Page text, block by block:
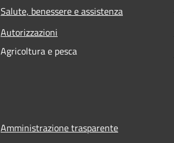
Salute, benessere e assistenza
Autorizzazioni
Agricoltura e pesca
Amministrazione trasparente